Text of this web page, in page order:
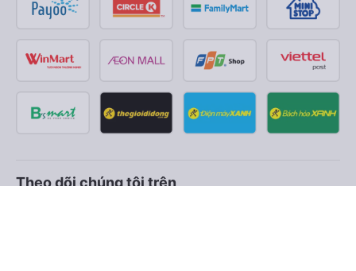
Theo dõi chúng tôi trên